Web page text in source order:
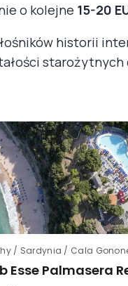
o kolejne 15-20
historii
starożytnych
/ Sardynia / Cala